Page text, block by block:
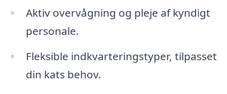
Aktiv overvågning og pleje af kyndigt
personale.
Fleksible indkvarteringstyper, tilpasset
din kats behov.